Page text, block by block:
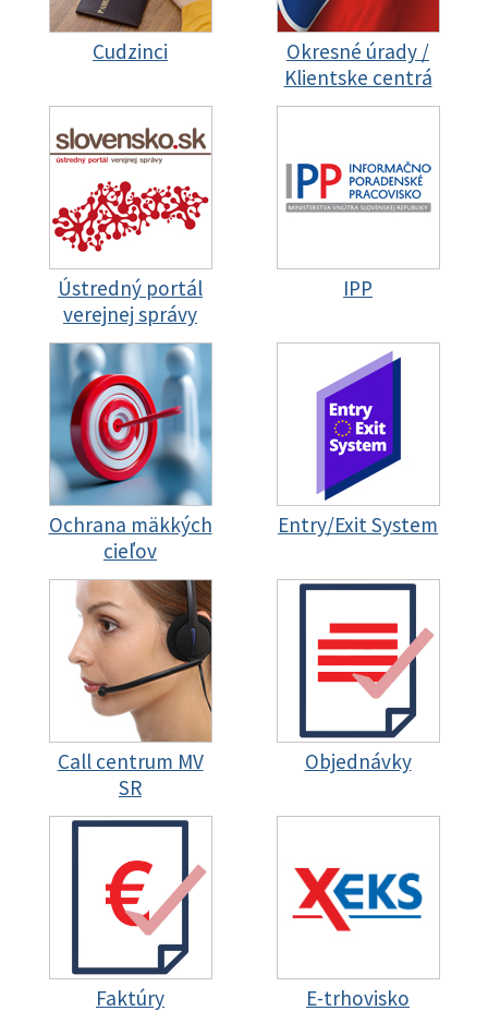
Cudzinci
Okresné úrady /
Klientske centrá
Ústredný portál
verejnej správy
IPP
Ochrana mäkkých
cieľov
Entry/Exit System
Call centrum MV
SR
Objednávky
Faktúry E-trhovisko